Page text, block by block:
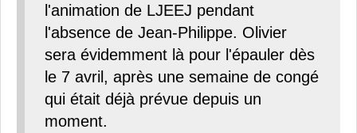
l'animation de LJEEJ pendant
l'absence de Jean-Philippe. Olivier
sera évidemment là pour l'épauler dès
le 7 avril, après une semaine de congé
qui était déjà prévue depuis un
moment.